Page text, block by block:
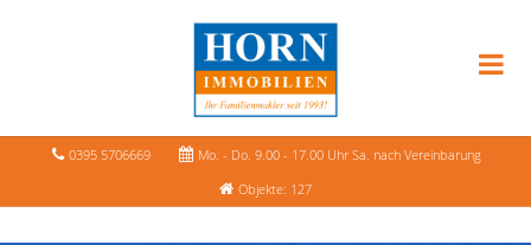
0395 5706669
Mo. - Do. 9.00 - 17.00 Uhr Sa. nach Vereinbarung
Objekte: 127